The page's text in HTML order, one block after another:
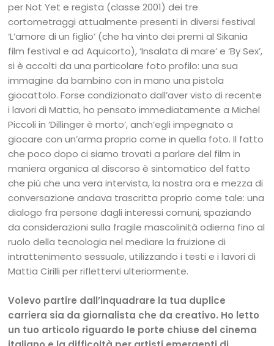
per Not Yet e regista (classe 2001) dei tre
cortometraggi attualmente presenti in diversi festival
‘L’amore di un figlio’ (che ha vinto dei premi al Sikania
film festival e ad Aquicorto), ‘Insalata di mare’ e ‘By Sex’,
si è accolti da una particolare foto profilo: una sua
immagine da bambino con in mano una pistola
giocattolo. Forse condizionato dall’aver visto di recente
i lavori di Mattia, ho pensato immediatamente a Michel
Piccoli in ‘Dillinger è morto’, anch’egli impegnato a
giocare con un’arma proprio come in quella foto. Il fatto
che poco dopo ci siamo trovati a parlare del film in
maniera organica al discorso è sintomatico del fatto
che più che una vera intervista, la nostra ora e mezza di
conversazione andava trascritta proprio come tale: una
dialogo fra persone dagli interessi comuni, spaziando
da considerazioni sulla fragile mascolinità odierna fino al
ruolo della tecnologia nel mediare la fruizione di
intrattenimento sessuale, utilizzando i testi e i lavori di
Mattia Cirilli per riflettervi ulteriormente.
Volevo partire dall’inquadrare la tua duplice
carriera sia da giornalista che da creativo. Ho letto
un tuo articolo riguardo le porte chiuse del cinema